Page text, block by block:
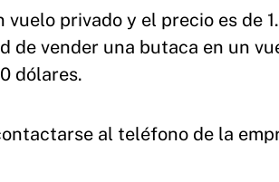
privado y el precio es de
de vender una butaca en un
dólares.
al teléfono de la